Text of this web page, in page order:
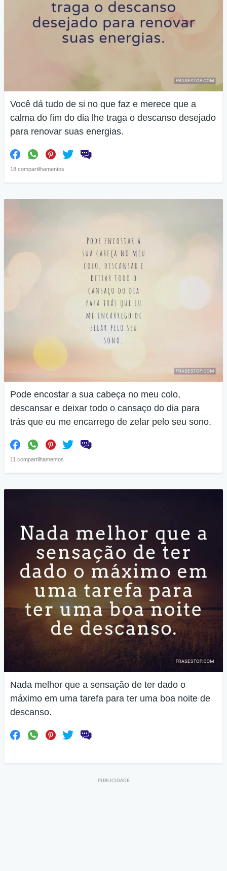
Você dá tudo de si no que faz e merece que a
calma do fim do dia lhe traga o descanso desejado
para renovar suas energias.
18 compartilhamentos
Pode encostar a sua cabeça no meu colo,
descansar e deixar todo o cansaço do dia para
trás que eu me encarrego de zelar pelo seu sono.
11 compartilhamentos
Nada melhor que a sensação de ter dado o
máximo em uma tarefa para ter uma boa noite de
descanso.